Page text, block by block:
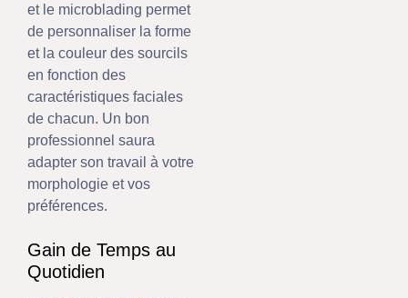
et le microblading permet
de personnaliser la forme
et la couleur des sourcils
en fonction des
caractéristiques faciales
de chacun. Un bon
professionnel saura
adapter son travail à votre
morphologie et vos
préférences.
Gain de Temps au
Quotidien